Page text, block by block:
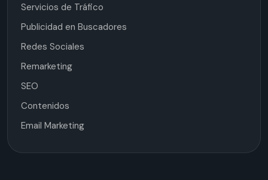
Servicios de Tráfico
Publicidad en Buscadores
Redes Sociales
Remarketing
SEO
Contenidos
Email Marketing